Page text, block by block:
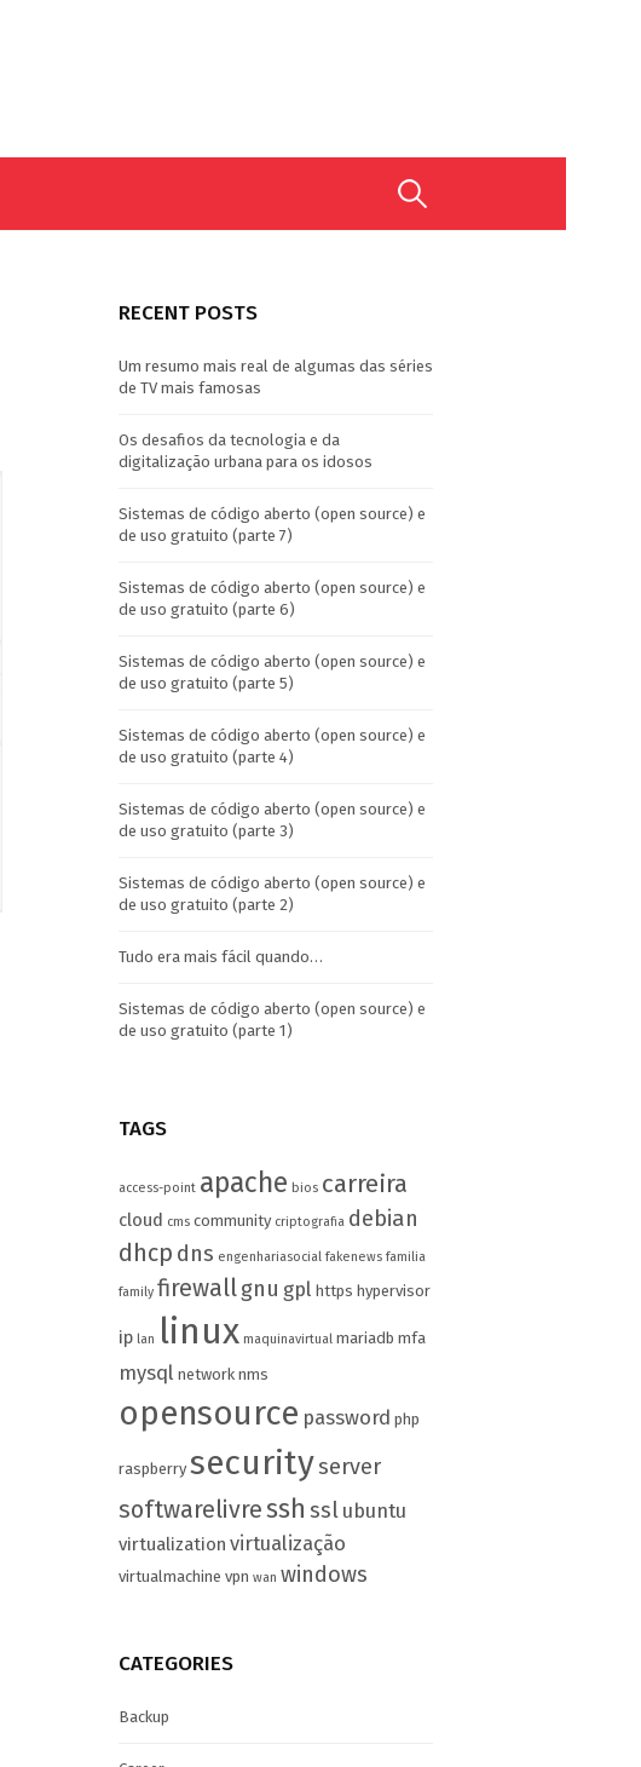
Search
RECENT POSTS
Um resumo mais real de algumas das séries
de TV mais famosas
Os desafios da tecnologia e da
digitalização urbana para os idosos
Sistemas de código aberto (open source) e
de uso gratuito (parte 7)
Sistemas de código aberto (open source) e
de uso gratuito (parte 6)
Sistemas de código aberto (open source) e
de uso gratuito (parte 5)
Sistemas de código aberto (open source) e
de uso gratuito (parte 4)
Sistemas de código aberto (open source) e
de uso gratuito (parte 3)
Sistemas de código aberto (open source) e
de uso gratuito (parte 2)
Tudo era mais fácil quando…
Sistemas de código aberto (open source) e
de uso gratuito (parte 1)
TAGS
access-point apache bios carreira
cloud cms community criptografia debian
dhcp dns engenhariasocial fakenews familia
family firewallgnu gpl https hypervisor
ip lan linux maquinavirtual mariadb mfa
mysql network nms
opensource password php
raspberry securityserver
softwarelivressh ssl ubuntu
virtualization virtualização
virtualmachine vpn wan windows
CATEGORIES
Backup